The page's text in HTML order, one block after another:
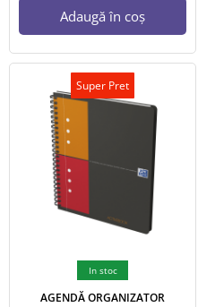
Adaugă în coș
Super Pret
In stoc
AGENDĂ ORGANIZATOR